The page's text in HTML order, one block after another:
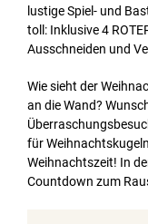
lustige Spiel- und
toll: Inklusive 4
Ausschneiden und
Wie sieht der
an die Wand?
für
Weihnachtszeit! In
Countdown zum